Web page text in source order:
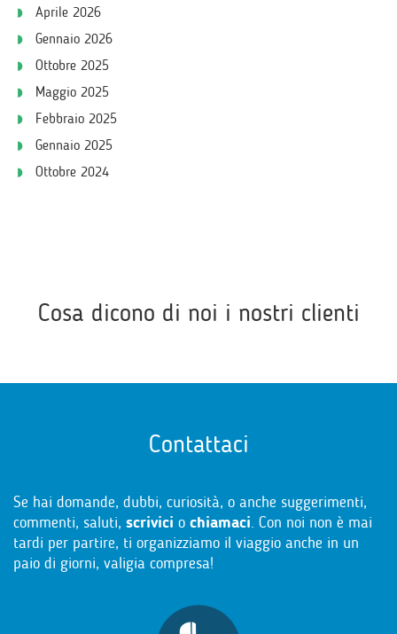
Aprile 2026
Gennaio 2026
Ottobre 2025
Maggio 2025
Febbraio 2025
Gennaio 2025
Ottobre 2024
Cosa dicono di noi i nostri clienti
Contattaci
Se hai domande, dubbi, curiosità, o anche suggerimenti,
commenti, saluti, scrivici o chiamaci. Con noi non è mai
tardi per partire, ti organizziamo il viaggio anche in un
paio di giorni, valigia compresa!